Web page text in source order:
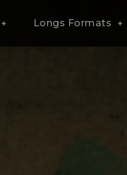
Longs Formats